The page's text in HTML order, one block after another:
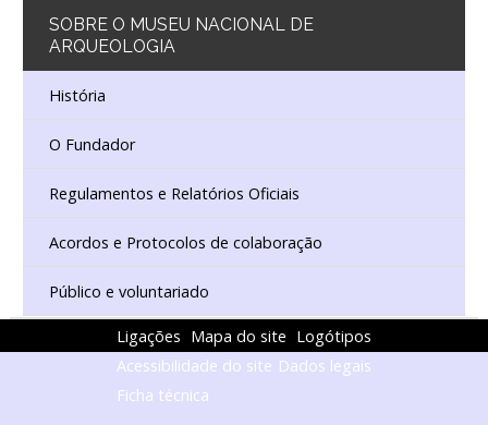
SOBRE O MUSEU NACIONAL DE
ARQUEOLOGIA
História
O Fundador
Regulamentos e Relatórios Oficiais
Acordos e Protocolos de colaboração
Público e voluntariado
Ligações Mapa do site Logótipos
Acessibilidade do site Dados legais
Ficha técnica